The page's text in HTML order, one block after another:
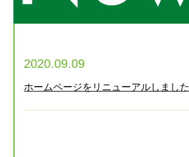
2020.09.09
ホームページをリニューアルしました